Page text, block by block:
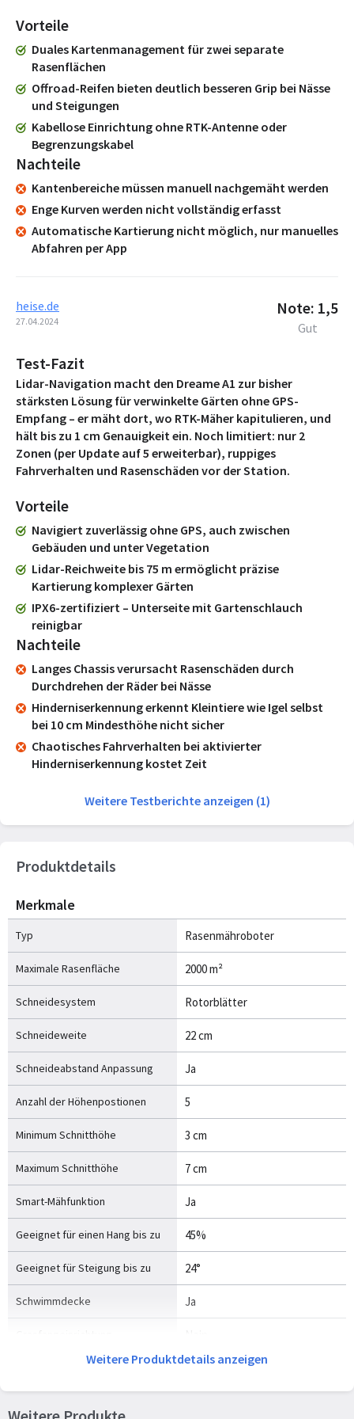
Vorteile
Duales Kartenmanagement für zwei separate
Rasenflächen
Offroad-Reifen bieten deutlich besseren Grip bei Nässe
und Steigungen
Kabellose Einrichtung ohne RTK-Antenne oder
Begrenzungskabel
Nachteile
Kantenbereiche müssen manuell nachgemäht werden
Enge Kurven werden nicht vollständig erfasst
Automatische Kartierung nicht möglich, nur manuelles
Abfahren per App
heise.de
27.04.2024
Note: 1,5
Gut
Test-Fazit
Lidar-Navigation macht den Dreame A1 zur bisher
stärksten Lösung für verwinkelte Gärten ohne GPS-
Empfang – er mäht dort, wo RTK-Mäher kapitulieren, und
hält bis zu 1 cm Genauigkeit ein. Noch limitiert: nur 2
Zonen (per Update auf 5 erweiterbar), ruppiges
Fahrverhalten und Rasenschäden vor der Station.
Vorteile
Navigiert zuverlässig ohne GPS, auch zwischen
Gebäuden und unter Vegetation
Lidar-Reichweite bis 75 m ermöglicht präzise
Kartierung komplexer Gärten
IPX6-zertifiziert – Unterseite mit Gartenschlauch
reinigbar
Nachteile
Langes Chassis verursacht Rasenschäden durch
Durchdrehen der Räder bei Nässe
Hinderniserkennung erkennt Kleintiere wie Igel selbst
bei 10 cm Mindesthöhe nicht sicher
Chaotisches Fahrverhalten bei aktivierter
Hinderniserkennung kostet Zeit
Weitere Testberichte anzeigen (1)
Produktdetails
Merkmale
Typ Rasenmähroboter
Maximale Rasenfläche 2000 m²
Schneidesystem Rotorblätter
Schneideweite 22 cm
Schneideabstand Anpassung Ja
Anzahl der Höhenpostionen 5
Minimum Schnitthöhe 3 cm
Maximum Schnitthöhe 7 cm
Smart-Mähfunktion Ja
Geeignet für einen Hang bis zu 45%
Geeignet für Steigung bis zu 24°
Schwimmdecke Ja
Grasssammel-Volumen 0 l
Weitere Produktdetails anzeigen